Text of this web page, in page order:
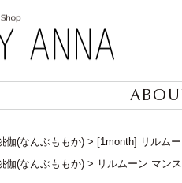
伽(なんぶももか)
[1month] リルム
伽(なんぶももか)
リルムーン マン